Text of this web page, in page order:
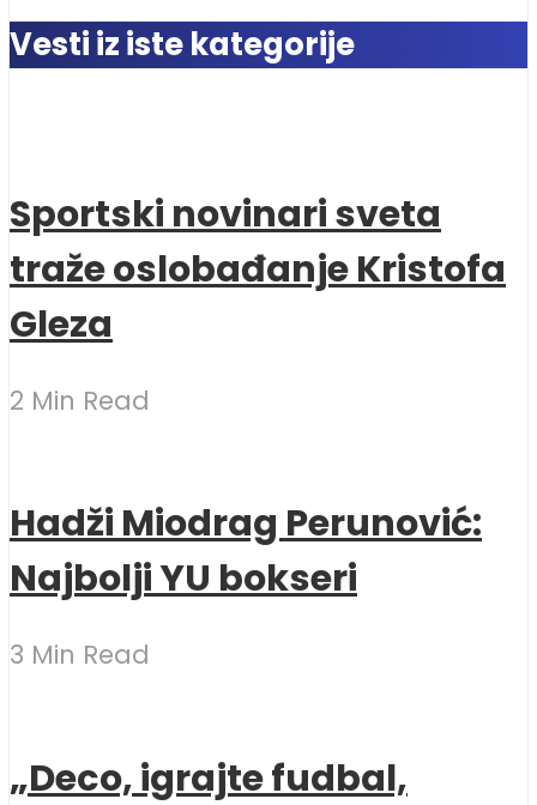
Vesti iz iste kategorije
Sportski novinari sveta
traže oslobađanje Kristofa
Gleza
2 Min Read
Hadži Miodrag Perunović:
Najbolji YU bokseri
3 Min Read
„Deco, igrajte fudbal,